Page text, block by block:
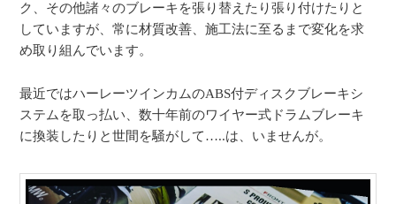
ク、その他諸々のブレーキを張り替えたり張り付けたりと
していますが、常に材質改善、施工法に至るまで変化を求
め取り組んでいます。
最近ではハーレーツインカムのABS付ディスクブレーキシ
ステムを取っ払い、数十年前のワイヤー式ドラムブレーキ
に換装したりと世間を騒がして…..は、いませんが。